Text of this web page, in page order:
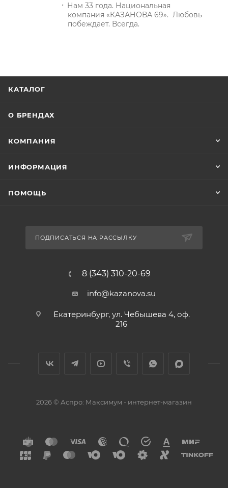
Нам 33 года. Национальная
компания «КАЗАНОВА 69». Любовь
побеждает. Всегда.
КАТАЛОГ
О БРЕНДАХ
КОМПАНИЯ
ИНФОРМАЦИЯ
ПОМОЩЬ
ПОДПИСАТЬСЯ НА РАССЫЛКУ
8 (343) 310-20-69
info@kazanova.su
Екатеринбург, ул. Чебышева 4, оф.
216
2026 © Аспро: Максимум - интернет-магазин